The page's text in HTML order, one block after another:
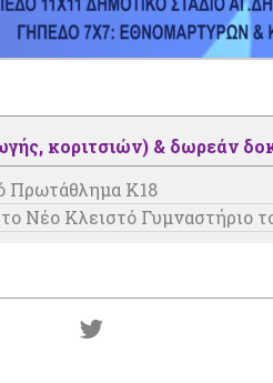
κοριτσιών) & δωρεάν
Πρωτάθλημα Κ18
Νέο Κλειστό Γυμναστήριο